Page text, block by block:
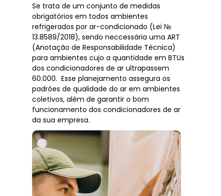
Se trata de um conjunto de medidas
obrigatórios em todos ambientes
refrigerados por ar-condicionado (Lei №
13.8589/2018), sendo neccessária uma ART
(Anotação de Responsabilidade Técnica)
para ambientes cujo a quantidade em BTUs
dos condicionadores de ar ultrapassem
60.000. Esse planejamento assegura os
padrões de qualidade do ar em ambientes
coletivos, além de garantir o bom
funcionamento dos condicionadores de ar
da sua empresa.